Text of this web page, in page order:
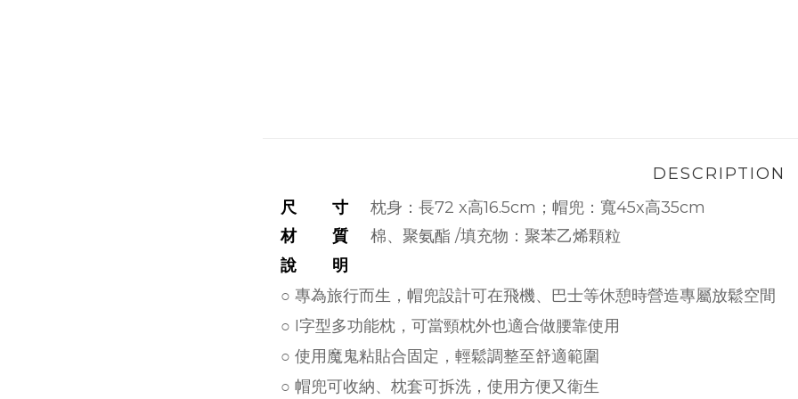
DESCRIPTION
尺 寸
枕身：長72 x高16.5cm；帽兜：寬45x高35cm
材 質 棉、聚氨酯 /填充物：聚苯乙烯顆粒
說 明
○ 專為旅行而生，帽兜設計可在飛機、巴士等休憩時營造專屬放鬆空間
○ I字型多功能枕，可當頸枕外也適合做腰靠使用
○ 使用魔鬼粘貼合固定，輕鬆調整至舒適範圍
○ 帽兜可收納、枕套可拆洗，使用方便又衛生